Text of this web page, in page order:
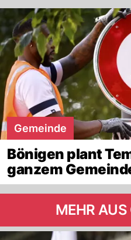
Gemeinde
Bönigen plant
ganzem
MEHR